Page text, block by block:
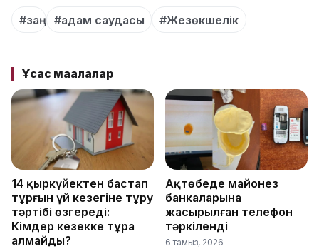
#заң #адам саудасы #Жезөкшелік
Ұқсас мақалалар
14 қыркүйектен бастап
тұрғын үй кезегіне тұру
тәртібі өзгереді:
Кімдер кезекке тұра
алмайды?
Ақтөбеде майонез
банкаларына
жасырылған телефон
тәркіленді
6 тамыз, 2026